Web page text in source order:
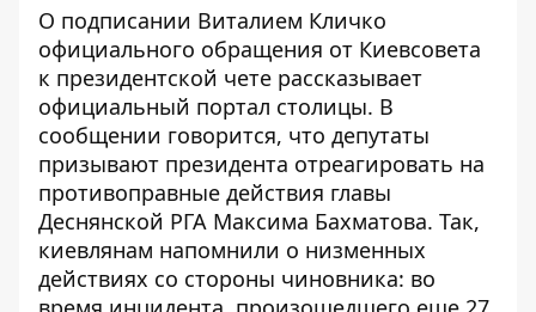
О подписании Виталием Кличко
официального обращения от Киевсовета
к президентской чете рассказывает
официальный портал столицы. В
сообщении говорится, что депутаты
призывают президента отреагировать на
противоправные действия главы
Деснянской РГА Максима Бахматова. Так,
киевлянам напомнили о низменных
действиях со стороны чиновника: во